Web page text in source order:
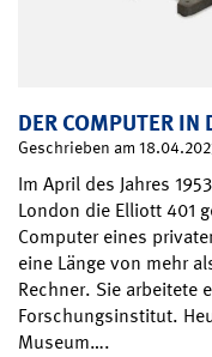
DER COMPUTER IN
Geschrieben am
Im April des Jahres
London die Elliott 401
Computer eines
eine Länge von mehr
Rechner. Sie arbeitete
Forschungsinstitut.
Museum….